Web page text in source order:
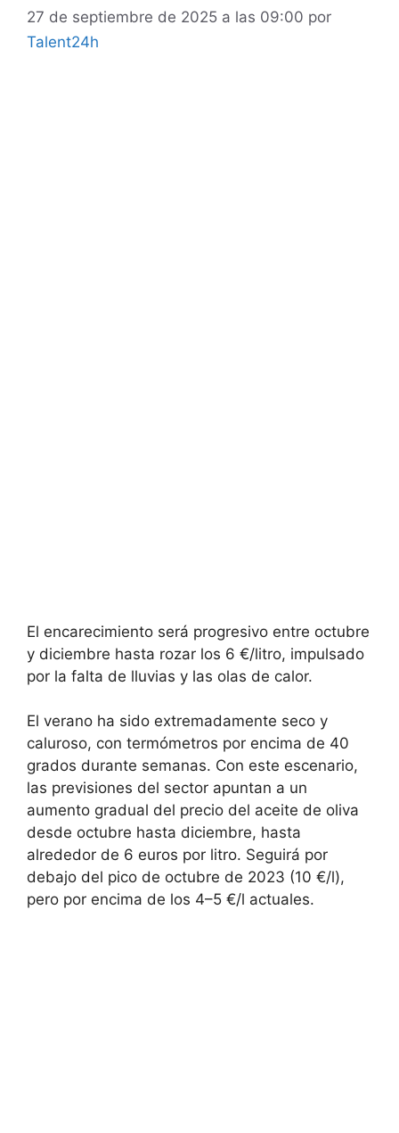
27 de septiembre de 2025 a las 09:00 por
Talent24h
El encarecimiento será progresivo entre octubre
y diciembre hasta rozar los 6 €/litro, impulsado
por la falta de lluvias y las olas de calor.
El verano ha sido extremadamente seco y
caluroso, con termómetros por encima de 40
grados durante semanas. Con este escenario,
las previsiones del sector apuntan a un
aumento gradual del precio del aceite de oliva
desde octubre hasta diciembre, hasta
alrededor de 6 euros por litro. Seguirá por
debajo del pico de octubre de 2023 (10 €/l),
pero por encima de los 4–5 €/l actuales.